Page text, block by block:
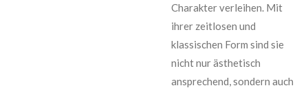
Charakter verleihen. Mit
ihrer zeitlosen und
klassischen Form sind sie
nicht nur ästhetisch
ansprechend, sondern auch